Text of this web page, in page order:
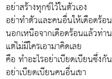
อย่าสร้างทุกข์ไว้ในตัวเอง
อย่าทำตัวและคนอื่นให้เดือดร้อน
นอกเหนือจากเดือดร้อนแล้วท่า
แต่ไม่มีใครเอามาคิดเลย
คือ ทำอะไรอย่าเบียดเบียนซึ่งกั
อย่าเบียดเบียนคนอื่นเขา